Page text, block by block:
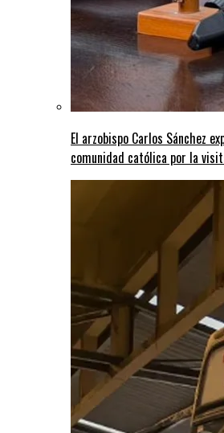
El arzobispo Carlos Sánchez
comunidad católica por la